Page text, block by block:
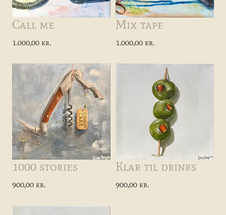
Call me
1.000,00 kr.
Mix tape
1.000,00 kr.
1000 stories
900,00 kr.
Klar til drinks
900,00 kr.